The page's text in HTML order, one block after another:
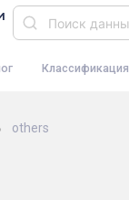
Классификация
others